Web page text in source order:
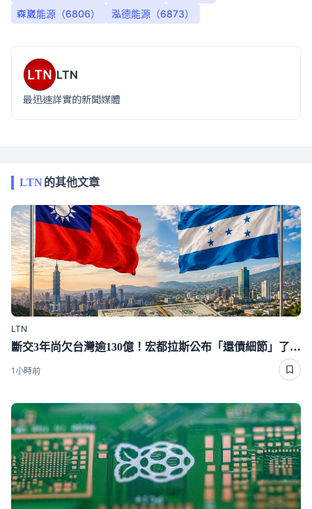
森崴能源（6806）
泓德能源（6873）
LTN
最迅速詳實的新聞媒體
LTN的其他文章
LTN
斷交3年尚欠台灣逾130億！宏都拉斯公布「還債細節」了 竟然只還6％
1小時前